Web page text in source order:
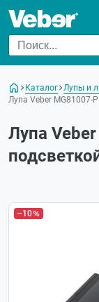
Каталог Лупы и
Лупа Veber MG81007-
Лупа
–10